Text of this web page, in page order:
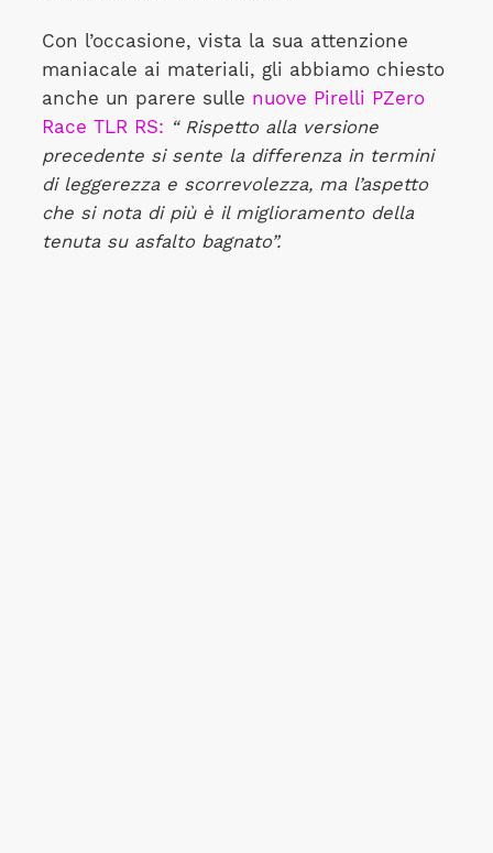
Con l’occasione, vista la sua attenzione
maniacale ai materiali, gli abbiamo chiesto
anche un parere sulle nuove Pirelli PZero
Race TLR RS: “ Rispetto alla versione
precedente si sente la differenza in termini
di leggerezza e scorrevolezza, ma l’aspetto
che si nota di più è il miglioramento della
tenuta su asfalto bagnato”.